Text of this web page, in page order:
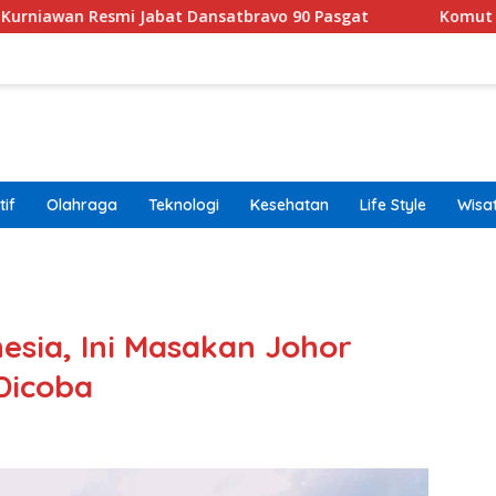
Dansatbravo 90 Pasgat Komut Pertamina
Olahraga Teknologi Kesehatan Life Style
Ini Masakan Johor